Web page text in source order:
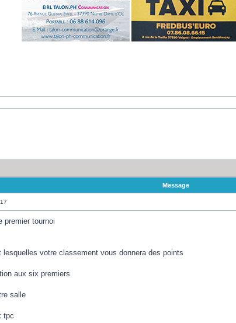
Message
premier tournoi
votre classement vous donnera des points
aux six premiers
salle
tpc